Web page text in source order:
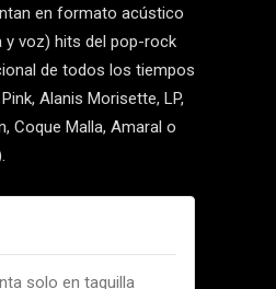
en formato acústico
y voz) hits del pop-rock
de todos los tiempos
Alanis Morisette, LP,
Coque Malla, Amaral o
solo en taquilla